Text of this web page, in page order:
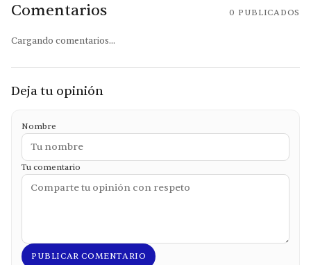
Comentarios 0 PUBLICADOS
Cargando comentarios...
Deja tu opinión
Nombre
Tu comentario
PUBLICAR COMENTARIO